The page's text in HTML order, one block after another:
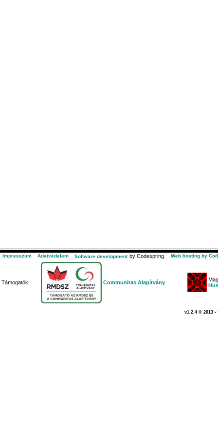
Impresszum Adatvédelem Software development by Codespring. Web hosting by
Támogatók: Communitas Alapítvány
v1.2.4 © 2013